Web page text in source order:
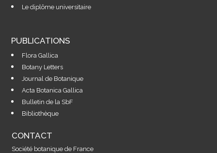
Le diplôme universitaire
PUBLICATIONS
Flora Gallica
Botany Letters
Journal de Botanique
Acta Botanica Gallica
Bulletin de la SbF
Bibliothèque
CONTACT
Société botanique de France